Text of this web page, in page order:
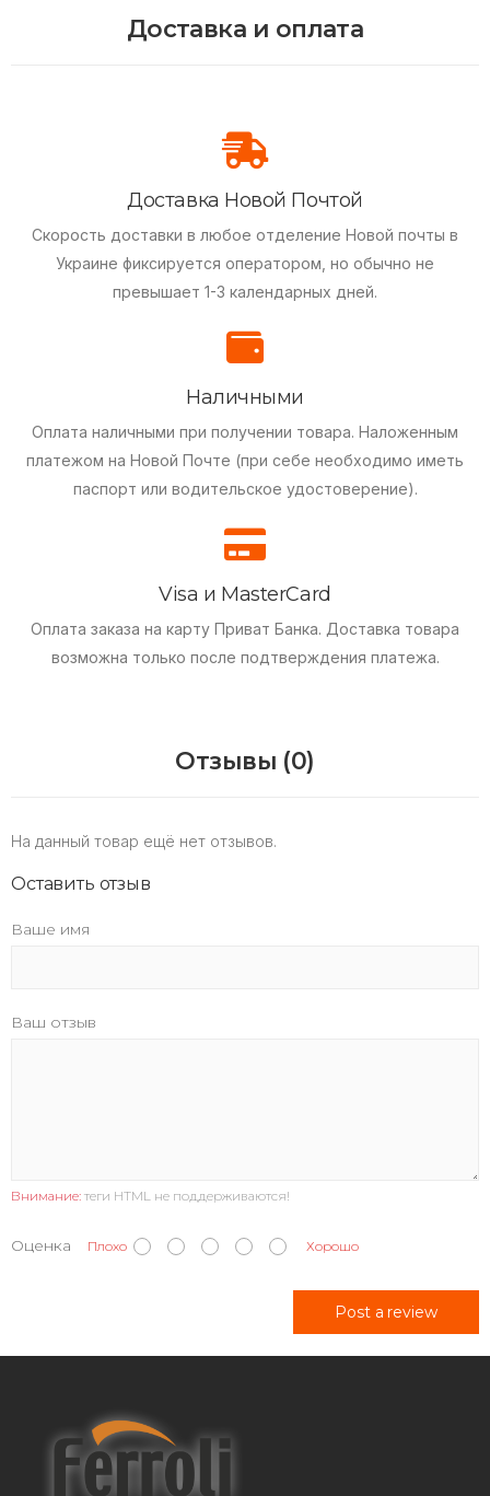
Доставка и оплата
Доставка Новой Почтой
Скорость доставки в любое отделение Новой почты в
Украине фиксируется оператором, но обычно не
превышает 1-3 календарных дней.
Наличными
Оплата наличными при получении товара. Наложенным
платежом на Новой Почте (при себе необходимо иметь
паспорт или водительское удостоверение).
Visa и MasterCard
Оплата заказа на карту Приват Банка. Доставка товара
возможна только после подтверждения платежа.
Отзывы (0)
На данный товар ещё нет отзывов.
Оставить отзыв
Ваше имя
Ваш отзыв
Внимание: теги HTML не поддерживаются!
Оценка Плохо Хорошо
Post a review